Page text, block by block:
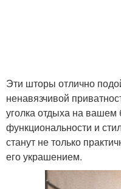
Эти шторы отлично
ненавязчивой
уголка отдыха на вашем
функциональности и
станут не только
его украшением.